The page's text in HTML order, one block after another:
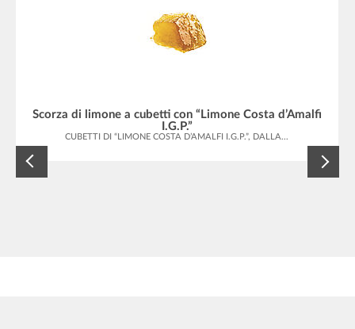
Scorza di limone a cubetti con “Limone Costa d’Amalfi
I.G.P.”
CUBETTI DI “LIMONE COSTA D’AMALFI I.G.P.”, DALLA...